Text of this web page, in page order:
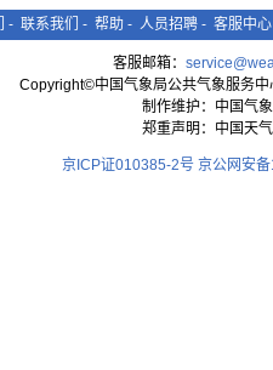
- 联系我们 - 帮助 - 人员招聘 - 客服中心
客服邮箱：
Copyright©中国气象局公共气象服务
制作维护：中国气
郑重声明：中国天
京ICP证010385-2号 京公网安